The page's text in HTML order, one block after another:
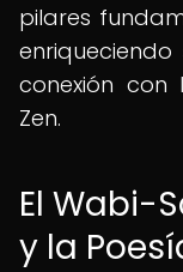
pilares
conexión
Zen.
El Wabi-
y la